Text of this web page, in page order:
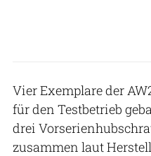
Vier Exemplare der
für den Testbetrieb
drei
zusammen laut